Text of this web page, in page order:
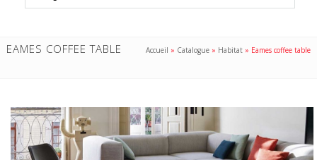
EAMES COFFEE TABLE Accueil » Catalogue » Habitat » Eames coffee table